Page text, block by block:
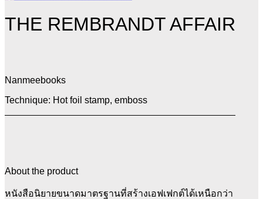
THE REMBRANDT AFFAIR
Nanmeebooks
Technique: Hot foil stamp, emboss
About the product
หนังสือนิยายขนาดมาตรฐานที่สร้างเอฟเฟกต์ได้เหนือกว่า